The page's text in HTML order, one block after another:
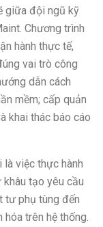
giữa đội ngũ kỹ
Chương trình
hành thực tế,
vai trò công
dẫn cách
mềm; cấp quản
khai thác báo cáo
là việc thực hành
tạo yêu cầu
tư phụ tùng đến
trên hệ thống.